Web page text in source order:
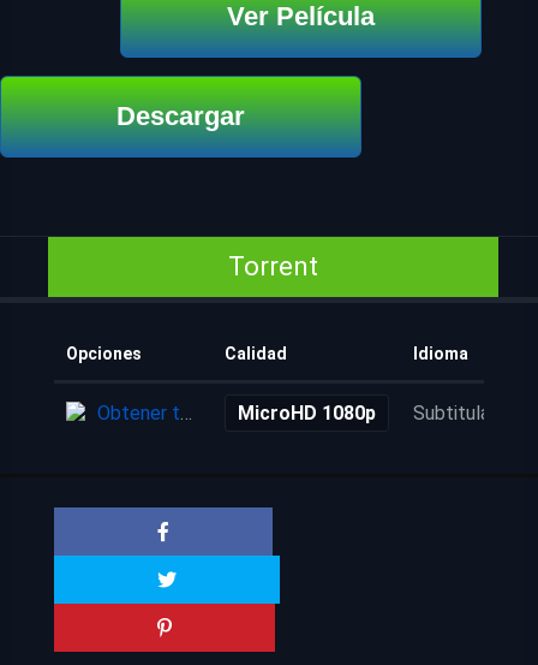
Ver Película
Descargar
Torrent
Opciones Calidad Idioma
Obtener torrent MicroHD 1080p Subtitulada